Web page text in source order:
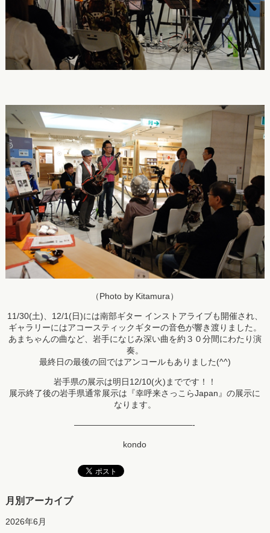
（Photo by Kitamura）
11/30(土)、12/1(日)には南部ギター インストアライブも開催され、
ギャラリーにはアコースティックギターの音色が響き渡りました。
あまちゃんの曲など、岩手になじみ深い曲を約３０分間にわたり演
奏。
最終日の最後の回ではアンコールもありました(^^)
岩手県の展示は明日12/10(火)までです！！
展示終了後の岩手県通常展示は『幸呼来さっこらJapan』の展示に
なります。
——————————————-
kondo
月別アーカイブ
2026年6月